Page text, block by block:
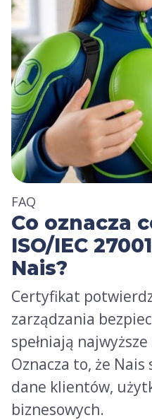
FAQ
Co oznacza
ISO/IEC
Nais?
Certyfikat
zarządzania
spełniają
Oznacza to, że
dane klientów,
biznesowych.